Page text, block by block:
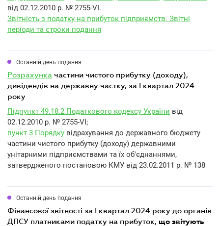
від 02.12.2010 р. № 2755-VI.
Звітність з податку на прибуток підприємств. Звітні
періоди та строки подання
Останній день подання
розрахунка частини чистого прибутку (доходу),
дивідендів на державну частку, за I квартал 2024
року
Підпункт 49.18.2 Податкового кодексу України від
02.12.2010 р. № 2755-VI;
пункт 3 Порядку відрахування до державного бюджету
частини чистого прибутку (доходу) державними
унітарними підприємствами та їх об'єднаннями,
затвердженого постановою КМУ від 23.02.2011 р. № 138
Останній день подання
фінансової звітності за I квартал 2024 року до органів
ДПСУ платниками податку на прибуток, що звітують